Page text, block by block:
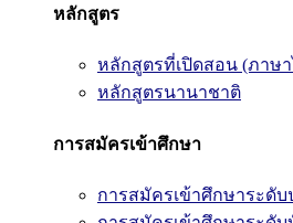
หลักสูตร
หลักสูตรที่เปิดสอน (ภาษ
หลักสูตรนานาชาติ
การสมัครเข้าศึกษา
การสมัครเข้าศึกษาระ